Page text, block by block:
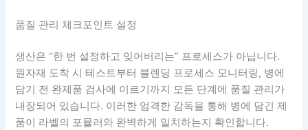
품질 관리 체크포인트 설정
생산은 “한 번 설정하고 잊어버리는” 프로세스가 아닙니다.
원자재 도착 시 테스트부터 블렌딩 프로세스 모니터링, 병에
담기 전 완제품 검사에 이르기까지 모든 단계에 품질 관리가
내장되어 있습니다. 이러한 엄격한 감독을 통해 병에 담긴 제
품이 라벨의 포뮬러와 완벽하게 일치하는지 확인합니다.